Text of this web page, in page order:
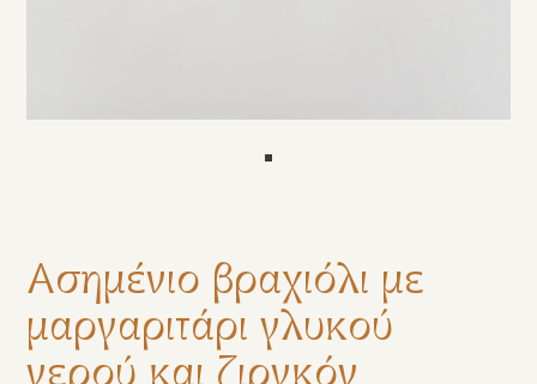
Ασημένιο βραχιόλι με
μαργαριτάρι γλυκού